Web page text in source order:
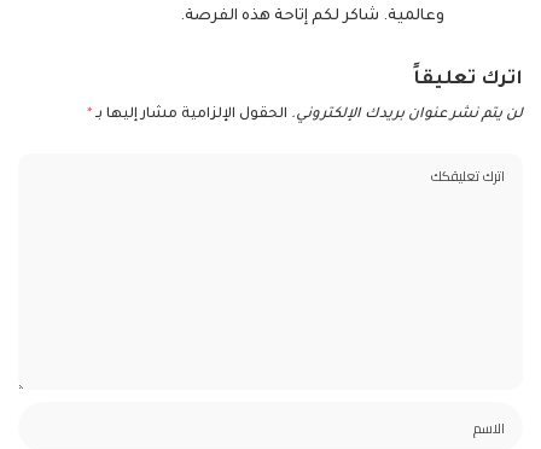
وعالمية. شاكر لكم إتاحة هذه الفرصة.
اترك تعليقاً
لن يتم نشر عنوان بريدك الإلكتروني. الحقول الإلزامية مشار إليها بـ *